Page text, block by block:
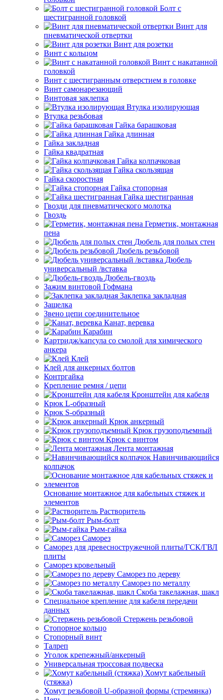
Болт с
шестигранной головкой
Винт для
пневматической отвертки
Винт для розетки
Винт с кольцом
Винт с накатанной
головкой
Винт с шестигранным отверстием в головке
Винт самонарезающий
Винтовая заклепка
Втулка изолирующая
Втулка резьбовая
Гайка барашковая
Гайка длинная
Гайка закладная
Гайка квадратная
Гайка колпачковая
Гайка скользящая
Гайка скоростная
Гайка стопорная
Гайка шестигранная
Гвозди для пневматического молотка
Гвоздь
Герметик, монтажная
пена
Дюбель для полых стен
Дюбель резьбовой
Дюбель
универсальный /вставка
Дюбель-гвоздь
Зажим винтовой Гофмана
Заклепка закладная
Защелка
Звено цепи соединительное
Канат, веревка
Карабин
Картридж/капсула со смолой для химического
анкера
Клей
Клей для анкерных болтов
Контргайка
Крепление ремня / цепи
Кронштейн для кабеля
Крюк L-образный
Крюк S-образный
Крюк анкерный
Крюк грузоподъемный
Крюк с винтом
Лента монтажная
Навинчивающийся
колпачок
Основание монтажное для кабельных стяжек и
элементов
Растворитель
Рым-болт
Рым-гайка
Саморез
Саморез для древесностружечной плиты/ГСК/ГВЛ
плиты
Саморез кровельный
Саморез по дереву
Саморез по металлу
Скоба такелажная, шакл
Специальное крепление для кабеля передачи
данных
Стержень резьбовой
Стопорное кольцо
Стопорный винт
Талреп
Уголок крепежный/анкерный
Универсальная троссовая подвеска
Хомут кабельный
(стяжка)
Хомут резьбовой U-образной формы (стремянка)